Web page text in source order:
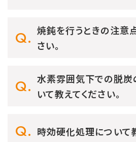
焼鈍を行うときの注意
さい。
水素雰囲気下での脱炭
いて教えてください。
時効硬化処理について